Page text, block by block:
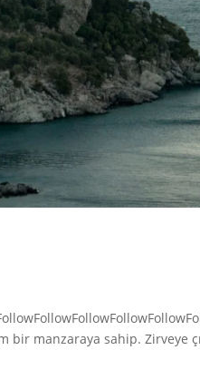
manzaraya sahip. Zirveye